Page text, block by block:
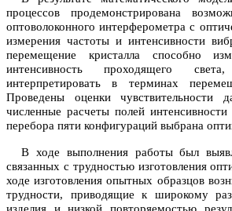
процессов продемонстрирована
оптоволоконного интерферометра с
измерения частоты и интенсивности
перемещение кристалла способно
интенсивность проходящего
интерпретировать в терминах
Проведены оценки чувствительности
численные расчеты полей
перебора пяти конфигураций выбрана
В ходе выполнения работы был
связанных с трудностью изготовления
ходе изготовления опытных образцов
трудности, приводящие к широкому
изделия и низкой повторяемостью